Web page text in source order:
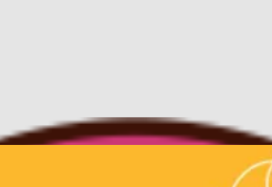
「捨てた」3つの常識
室 山形店